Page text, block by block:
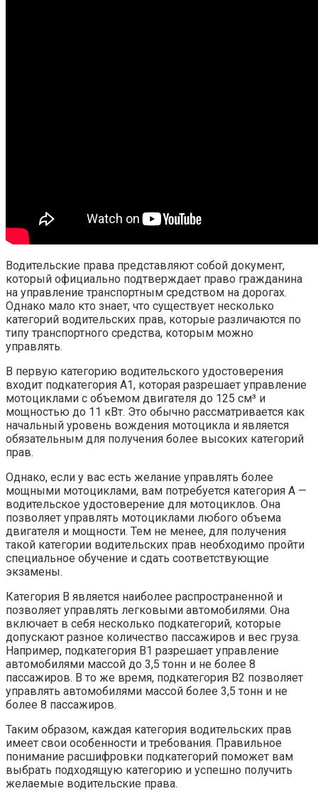
Водительские права представляют собой документ,
который официально подтверждает право гражданина
на управление транспортным средством на дорогах.
Однако мало кто знает, что существует несколько
категорий водительских прав, которые различаются по
типу транспортного средства, которым можно
управлять.
В первую категорию водительского удостоверения
входит подкатегория A1, которая разрешает управление
мотоциклами с объемом двигателя до 125 см³ и
мощностью до 11 кВт. Это обычно рассматривается как
начальный уровень вождения мотоцикла и является
обязательным для получения более высоких категорий
прав.
Однако, если у вас есть желание управлять более
мощными мотоциклами, вам потребуется категория A —
водительское удостоверение для мотоциклов. Она
позволяет управлять мотоциклами любого объема
двигателя и мощности. Тем не менее, для получения
такой категории водительских прав необходимо пройти
специальное обучение и сдать соответствующие
экзамены.
Категория B является наиболее распространенной и
позволяет управлять легковыми автомобилями. Она
включает в себя несколько подкатегорий, которые
допускают разное количество пассажиров и вес груза.
Например, подкатегория B1 разрешает управление
автомобилями массой до 3,5 тонн и не более 8
пассажиров. В то же время, подкатегория B2 позволяет
управлять автомобилями массой более 3,5 тонн и не
более 8 пассажиров.
Таким образом, каждая категория водительских прав
имеет свои особенности и требования. Правильное
понимание расшифровки подкатегорий поможет вам
выбрать подходящую категорию и успешно получить
желаемые водительские права.